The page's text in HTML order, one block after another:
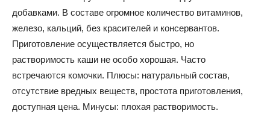
добавками. В составе огромное количество витаминов,
железо, кальций, без красителей и консервантов.
Приготовление осуществляется быстро, но
растворимость каши не особо хорошая. Часто
встречаются комочки. Плюсы: натуральный состав,
отсутствие вредных веществ, простота приготовления,
доступная цена. Минусы: плохая растворимость.